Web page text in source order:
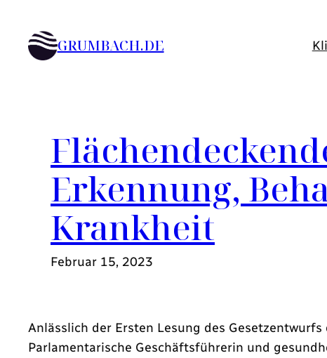
Inhalt
springenGRUMBACH.DE
Erkennung,
Krankheit
Februar 15, 2023
Anlässlich der Ersten Lesung des
Parlamentarische Geschäftsführerin und